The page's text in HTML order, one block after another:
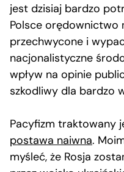
jest dzisiaj bardzo
Polsce orędownictwo
przechwycone i
nacjonalistyczne
wpływ na opinie
szkodliwy dla bardzo
Pacyfizm traktowany
postawa naiwna.
myśleć, że Rosja